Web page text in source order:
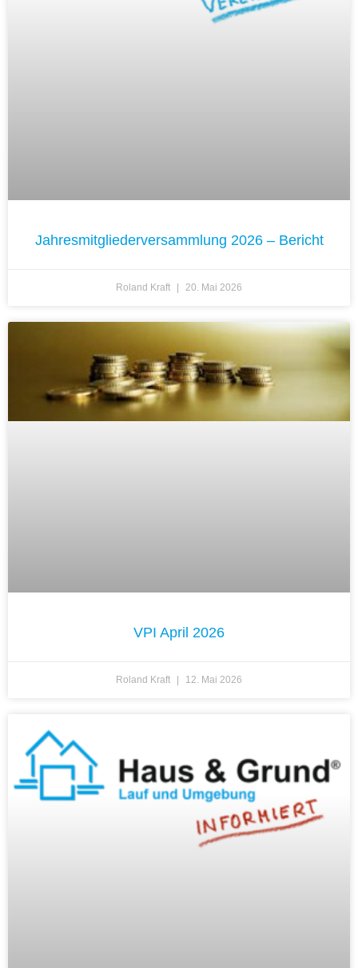
Jahresmitgliederversammlung 2026 – Bericht
Roland Kraft 20. Mai 2026
VPI April 2026
Roland Kraft 12. Mai 2026